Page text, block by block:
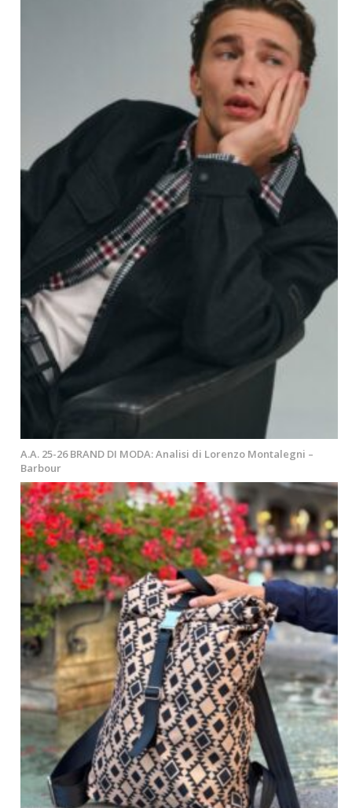
A.A. 25-26 BRAND DI MODA: Analisi di Lorenzo Montalegni –
Barbour